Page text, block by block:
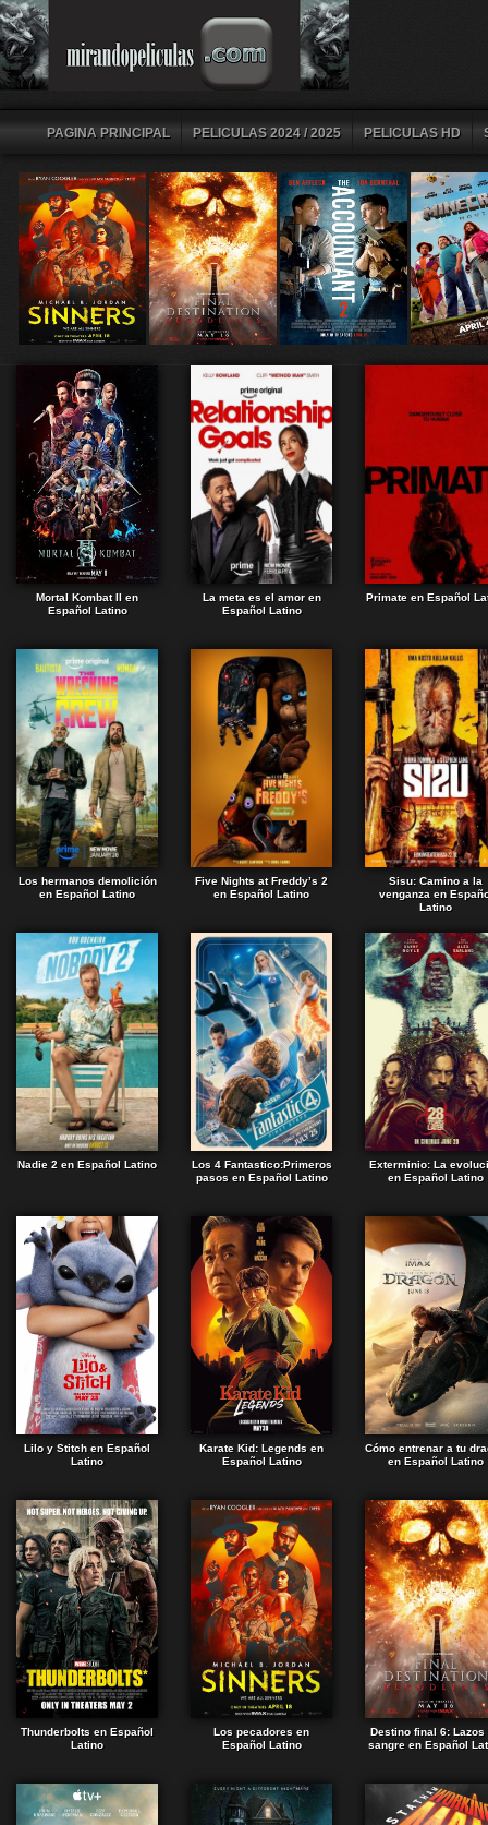
PAGINA PRINCIPAL PELICULAS 2024 / 2025 PELICULAS HD
Mortal Kombat II en
Español Latino
La meta es el amor en
Español Latino
Primate en Español
Los hermanos demolición
en Español Latino
Five Nights at Freddy’s 2
en Español Latino
Sisu: Camino a la
venganza en
Latino
Nadie 2 en Español Latino
Los 4 Fantastico:Primeros
pasos en Español Latino
Exterminio: La
en Español Latino
Lilo y Stitch en Español
Latino
Karate Kid: Legends en
Español Latino
Cómo entrenar a tu
en Español Latino
Thunderbolts en Español
Latino
Los pecadores en
Español Latino
Destino final 6: Lazos
sangre en Español